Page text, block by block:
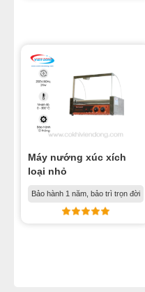
Máy nướng xúc xích
loại nhỏ
Bảo hành 1 năm, bảo trì trọn đời